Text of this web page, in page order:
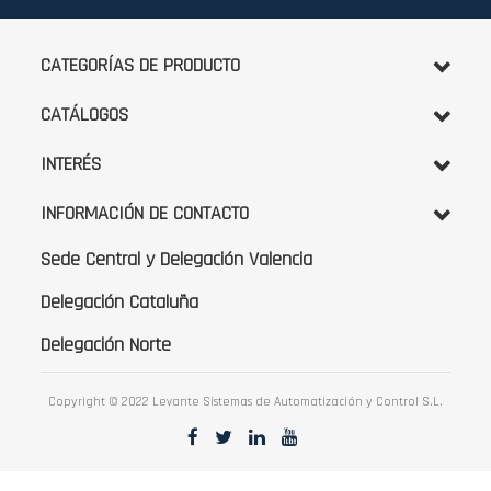
noticias:
CATEGORÍAS DE PRODUCTO
CATÁLOGOS
INTERÉS
INFORMACIÓN DE CONTACTO
Sede Central y Delegación Valencia
Delegación Cataluña
Delegación Norte
Copyright © 2022 Levante Sistemas de Automatización y Control S.L.